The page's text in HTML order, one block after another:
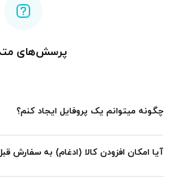
پرسش‌های
چگونه میتوانم یک پروفایل ایجاد کنم؟
آیا امکان افزودن کالا (ادغام) به سفارش